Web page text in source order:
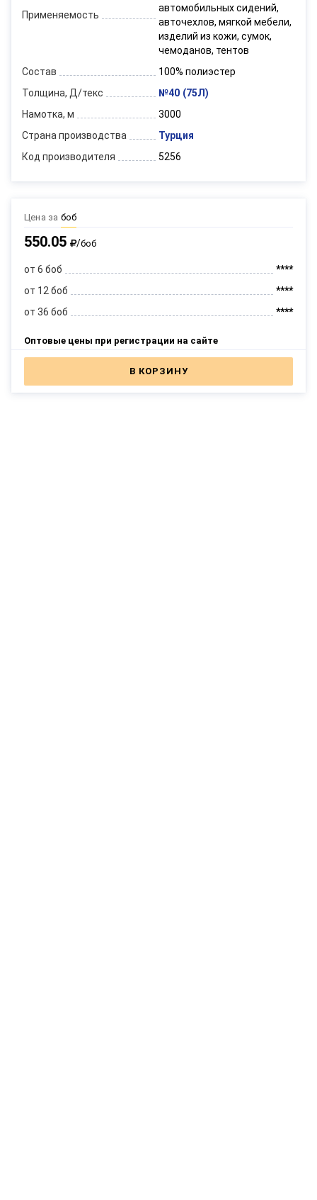
Применяемость
автомобильных сидений,
авточехлов, мягкой мебели,
изделий из кожи, сумок,
чемоданов, тентов
Состав
100% полиэстер
Толщина, Д/текс
№40 (75Л)
Намотка, м
3000
Страна производства
Турция
Код производителя
5256
Цена за боб
550.05 /боб
от 6 боб
****
от 12 боб
****
от 36 боб
****
Оптовые цены при регистрации на сайте
В КОРЗИНУ